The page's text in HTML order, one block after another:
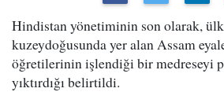
Hindistan yönetiminin son olarak,
kuzeydoğusunda yer alan Assam
öğretilerinin işlendiği bir medreseyi
yıktırdığı belirtildi.